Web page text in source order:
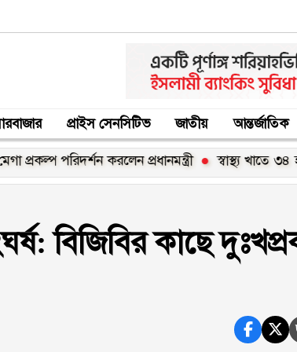
প্রাইস সেনসিটিভ জাতীয় আন্তর্জাতিক
করলেন প্রধানমন্ত্রী স্বাস্থ্য খাতে ৩৪ হাজার
বিজিবির কাছে